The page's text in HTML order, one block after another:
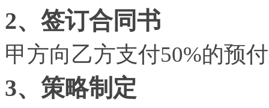
2、签订合同书
甲方向乙方支付50%的预
3、策略制定